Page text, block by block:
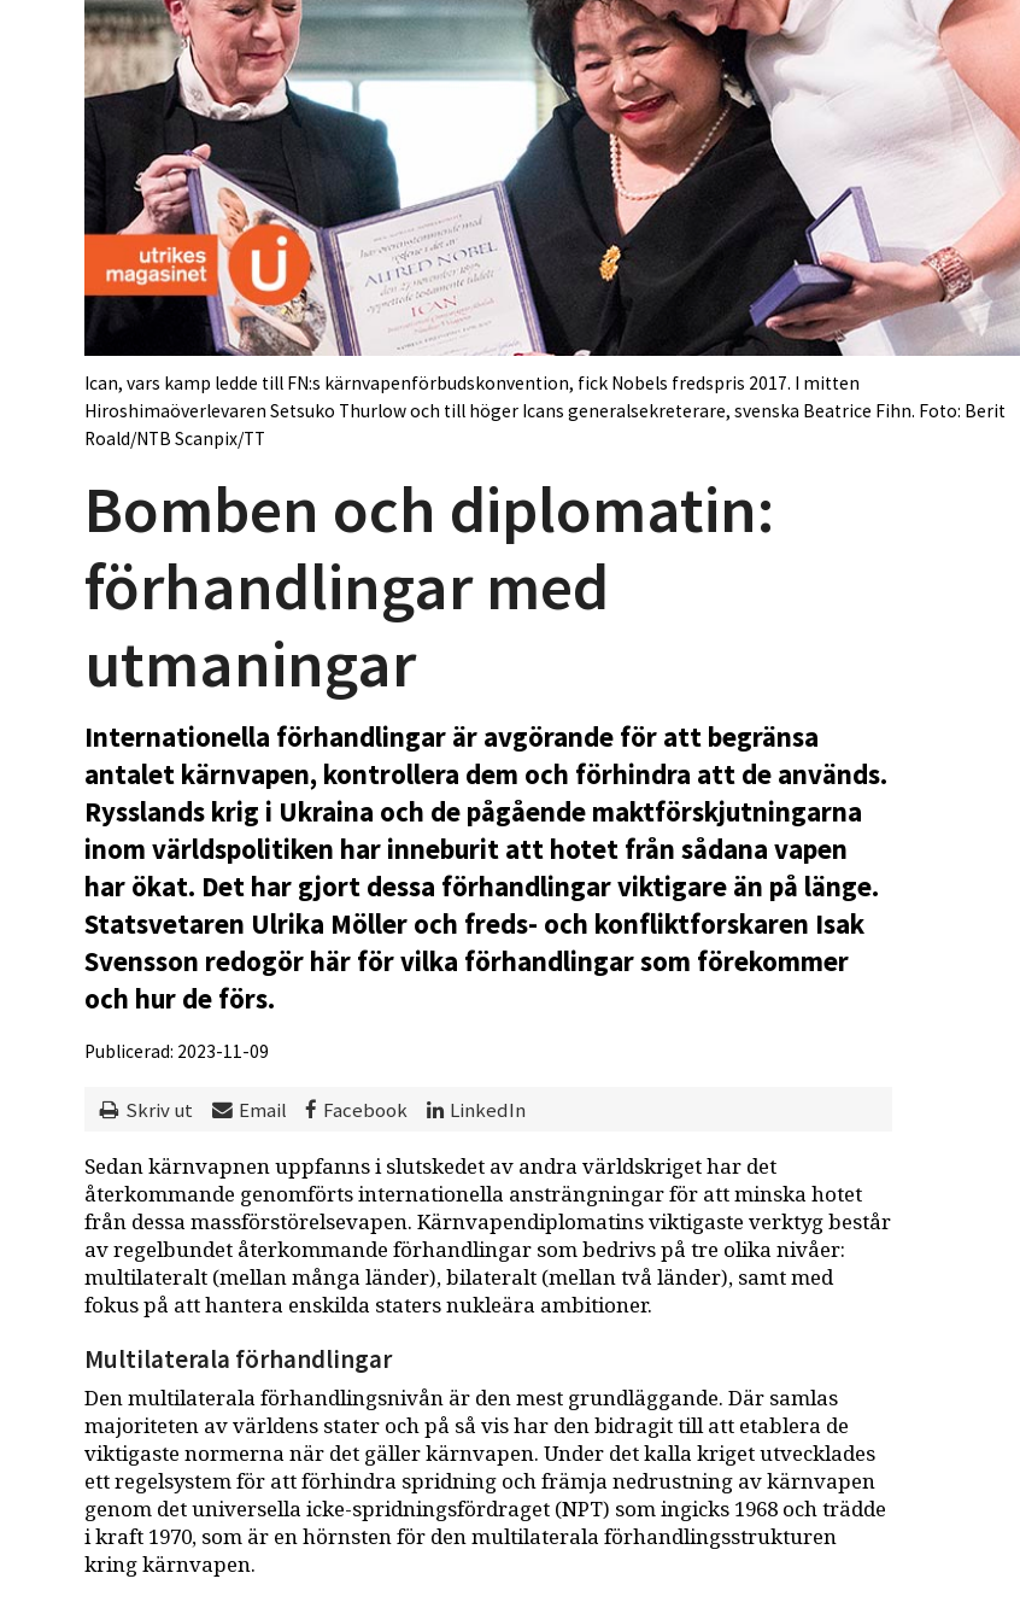
Ican, vars kamp ledde till FN:s kärnvapenförbudskonvention, fick Nobels fredspris 2017. I mitten
Hiroshimaöverlevaren Setsuko Thurlow och till höger Icans generalsekreterare, svenska Beatrice Fihn. Foto: Berit
Roald/NTB Scanpix/TT
Bomben och diplomatin:
förhandlingar med
utmaningar
Internationella förhandlingar är avgörande för att begränsa
antalet kärnvapen, kontrollera dem och förhindra att de används.
Rysslands krig i Ukraina och de pågående maktförskjutningarna
inom världspolitiken har inneburit att hotet från sådana vapen
har ökat. Det har gjort dessa förhandlingar viktigare än på länge.
Statsvetaren Ulrika Möller och freds- och konfliktforskaren Isak
Svensson redogör här för vilka förhandlingar som förekommer
och hur de förs.
Publicerad: 2023-11-09
Skriv ut Email Facebook LinkedIn
Sedan kärnvapnen uppfanns i slutskedet av andra världskriget har det
återkommande genomförts internationella ansträngningar för att minska hotet
från dessa massförstörelsevapen. Kärnvapendiplomatins viktigaste verktyg består
av regelbundet återkommande förhandlingar som bedrivs på tre olika nivåer:
multilateralt (mellan många länder), bilateralt (mellan två länder), samt med
fokus på att hantera enskilda staters nukleära ambitioner.
Multilaterala förhandlingar
Den multilaterala förhandlingsnivån är den mest grundläggande. Där samlas
majoriteten av världens stater och på så vis har den bidragit till att etablera de
viktigaste normerna när det gäller kärnvapen. Under det kalla kriget utvecklades
ett regelsystem för att förhindra spridning och främja nedrustning av kärnvapen
genom det universella icke-spridningsfördraget (NPT) som ingicks 1968 och trädde
i kraft 1970, som är en hörnsten för den multilaterala förhandlingsstrukturen
kring kärnvapen.